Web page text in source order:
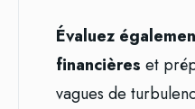
Évaluez
financières et
vagues de